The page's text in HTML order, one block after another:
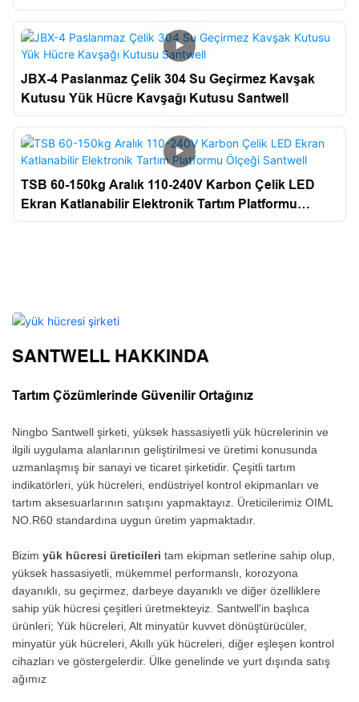
JBX-4 Paslanmaz Çelik 304 Su Geçirmez Kavşak
Kutusu Yük Hücre Kavşağı Kutusu Santwell
TSB 60-150kg Aralık 110-240V Karbon Çelik LED
Ekran Katlanabilir Elektronik Tartım Platformu
Ölçeği Santwell
SANTWELL HAKKINDA
Tartım Çözümlerinde Güvenilir Ortağınız
Ningbo Santwell şirketi, yüksek hassasiyetli yük hücrelerinin ve
ilgili uygulama alanlarının geliştirilmesi ve üretimi konusunda
uzmanlaşmış bir sanayi ve ticaret şirketidir. Çeşitli tartım
indikatörleri, yük hücreleri, endüstriyel kontrol ekipmanları ve
tartım aksesuarlarının satışını yapmaktayız. Üreticilerimiz OIML
NO.R60 standardına uygun üretim yapmaktadır.
Bizim yük hücresi üreticileri tam ekipman setlerine sahip olup,
yüksek hassasiyetli, mükemmel performanslı, korozyona
dayanıklı, su geçirmez, darbeye dayanıklı ve diğer özelliklere
sahip yük hücresi çeşitleri üretmekteyiz. Santwell'in başlıca
ürünleri; Yük hücreleri, Alt minyatür kuvvet dönüştürücüler,
minyatür yük hücreleri, Akıllı yük hücreleri, diğer eşleşen kontrol
cihazları ve göstergelerdir. Ülke genelinde ve yurt dışında satış
ağımız